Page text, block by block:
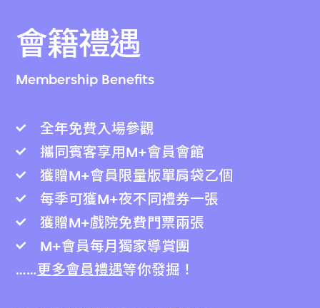
會籍禮遇
Membership Benefits
全年免費入場參觀
攜同賓客享用M+會員會館
獲贈M+會員限量版單肩袋乙個
每季可獲M+夜不同禮券一張
獲贈M+戲院免費門票兩張
M+會員每月獨家導賞團
……更多會員禮遇等你發掘！